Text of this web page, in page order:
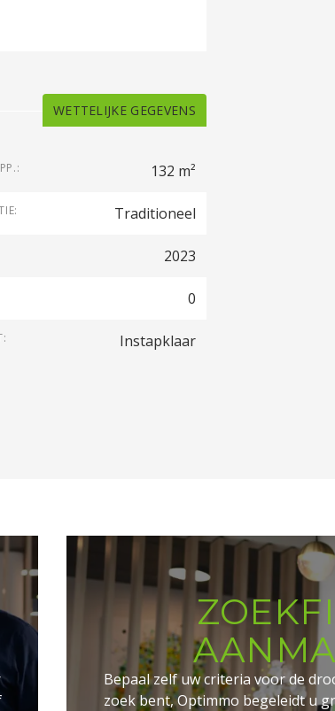
WETTELIJKE GEGEVENS
132 m²
Traditioneel
2023
0
Instapklaar
Bepaal zelf uw criteria voor de
zoek bent, Optimmo begeleidt u